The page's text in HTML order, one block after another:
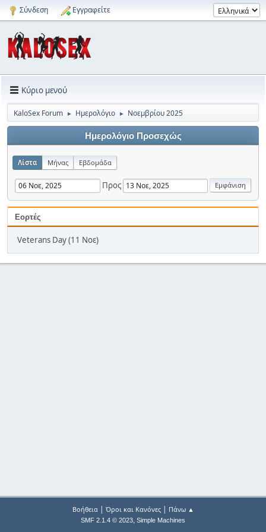
Σύνδεση Εγγραφείτε
Κύριο μενού
KaloSex Forum ► Ημερολόγιο ► Νοεμβρίου 2025
Ημερολόγιο Προσεχώς
Λίστα Μήνας Εβδομάδα
Προς
Εορτές
Veterans Day (11 Νοε)
Βοήθεια| Όροι και Κανόνες| Πάνω ▲
SMF 2.1.4 © 2023, Simple Machines